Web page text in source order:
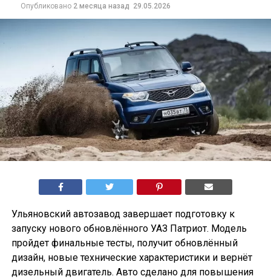
Опубликовано 2 месяца назад 29.05.2026
Ульяновский автозавод завершает подготовку к
запуску нового обновлённого УАЗ Патриот. Модель
пройдет финальные тесты, получит обновлённый
дизайн, новые технические характеристики и вернёт
дизельный двигатель. Авто сделано для повышения